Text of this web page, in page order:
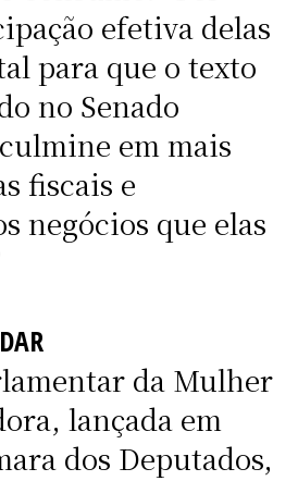
efetiva delas
para que o texto
no Senado
em mais
fiscais e
negócios que elas
da Mulher
lançada em
dos Deputados,